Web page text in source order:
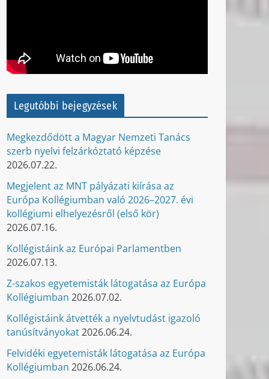
Legutóbbi bejegyzések
Megkezdődött a Magyar Nemzeti Tanács
szerb nyelvi felzárkóztató képzése
2026.07.22.
Megjelent az MNT pályázati kiírása az
Európa Kollégiumban való 2026–2027. évi
kollégiumi elhelyezésről (első kör)
2026.07.16.
Kollégistáink az Európai Parlamentben
2026.07.13.
Z-szakos egyetemisták látogatása az Európa
Kollégiumban 2026.07.02.
Kollégistáink átvették a nyelvtudást igazoló
tanúsítványokat2026.06.24.
Felvidéki egyetemisták látogatása az Európa
Kollégiumban 2026.06.24.